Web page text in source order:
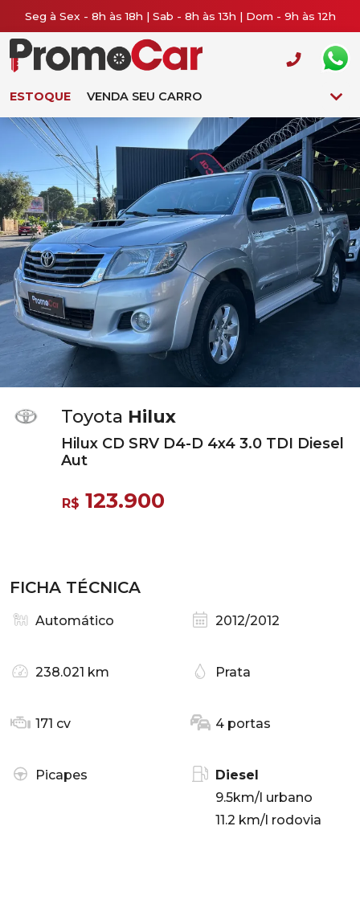
Seg à Sex - 8h às 18h | Sab - 8h às 13h | Dom - 9h às 12h
ESTOQUE VENDA SEU CARRO
Toyota Hilux
Hilux CD SRV D4-D 4x4 3.0 TDI Diesel
Aut
R$ 123.900
FICHA TÉCNICA
Automático 2012/2012
238.021 km Prata
171 cv 4 portas
Picapes
Diesel
9.5km/l urbano
11.2 km/l rodovia